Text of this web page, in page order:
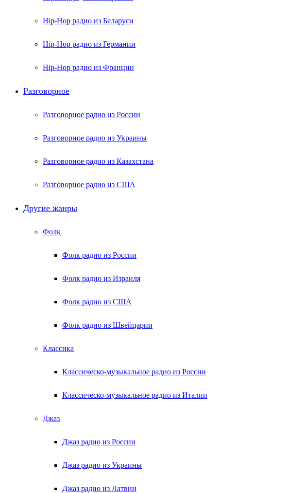
Hip-Hop радио из Беларуси
Hip-Hop радио из Германии
Hip-Hop радио из Франции
Разговорное
Разговорное радио из России
Разговорное радио из Украины
Разговорное радио из Казахстана
Разговорное радио из США
Другие жанры
Фолк
Фолк радио из России
Фолк радио из Израиля
Фолк радио из США
Фолк радио из Швейцарии
Классика
Классическо-музыкальное радио из России
Классическо-музыкальное радио из Италии
Джаз
Джаз радио из России
Джаз радио из Украины
Джаз радио из Латвии